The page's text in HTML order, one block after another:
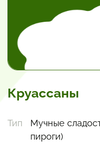
Круассаны
Тип
Мучные
пироги)